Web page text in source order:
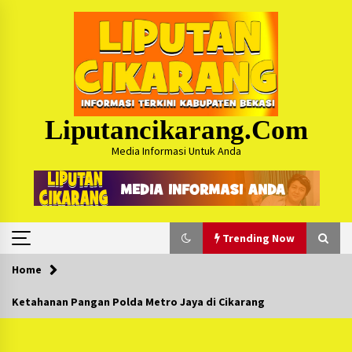
Liputancikarang.com
Media Informasi Untuk Anda
Trending Now
Trending Now
Home
Ketahanan Pangan Polda Metro Jaya di Cikarang